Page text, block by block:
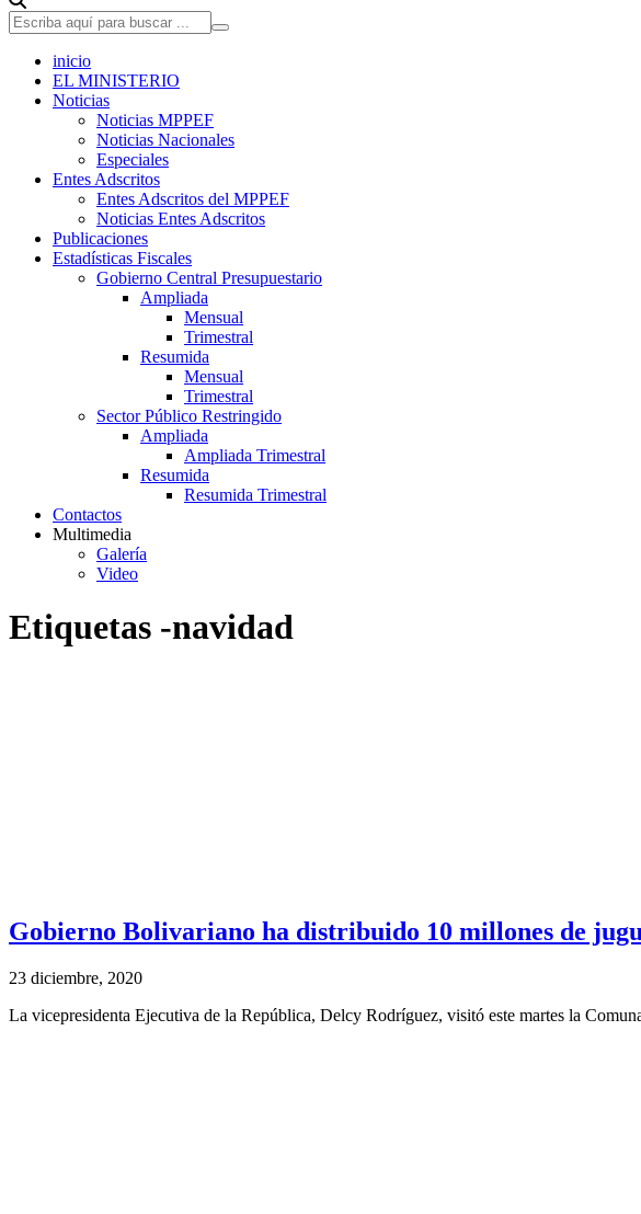
inicio
EL MINISTERIO
Noticias
Noticias MPPEF
Noticias Nacionales
Especiales
Entes Adscritos
Entes Adscritos del MPPEF
Noticias Entes Adscritos
Publicaciones
Estadísticas Fiscales
Gobierno Central Presupuestario
Ampliada
Mensual
Trimestral
Resumida
Mensual
Trimestral
Sector Público Restringido
Ampliada
Ampliada Trimestral
Resumida
Resumida Trimestral
Contactos
Multimedia
Galería
Video
Etiquetas -navidad
Gobierno Bolivariano ha distribuido 10 millones de
23 diciembre, 2020
La vicepresidenta Ejecutiva de la República, Delcy Rodríguez, visitó este martes la